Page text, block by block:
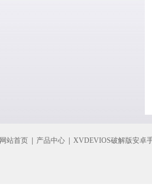
网站首页 产品中心 XVDEVIOS破解版安卓